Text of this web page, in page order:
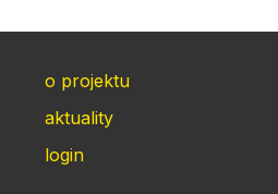
o projektu
aktuality
login